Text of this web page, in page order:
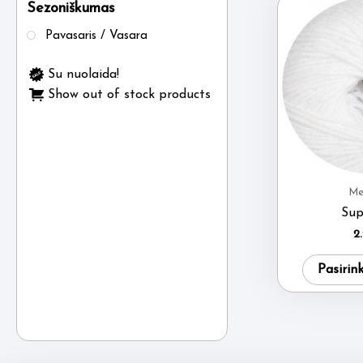
Sezoniškumas
Pavasaris / Vasara
Su nuolaida!
Show out of stock products